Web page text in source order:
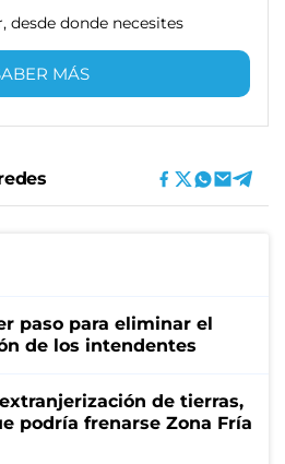
desde donde necesites
MÁS
paso para eliminar el
de los intendentes
de tierras,
podría frenarse Zona Fría